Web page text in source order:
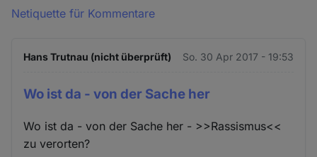
Netiquette für Kommentare
Hans Trutnau (nicht überprüft) So. 30 Apr 2017 - 19:53
Wo ist da - von der Sache her
Wo ist da - von der Sache her - >>Rassismus<<
zu verorten?